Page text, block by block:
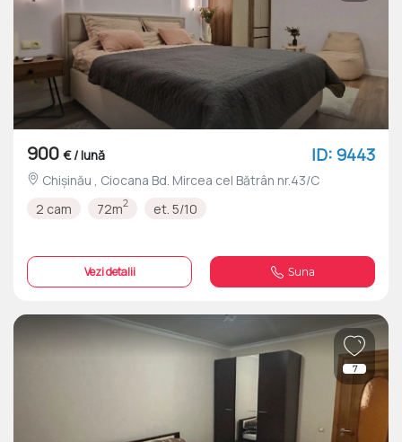
900 € / lună ID: 9443
Chișinău , Ciocana Bd. Mircea cel Bătrân nr.43/C
2 cam
72m2 et. 5/10
Vezi detalii Suna
7